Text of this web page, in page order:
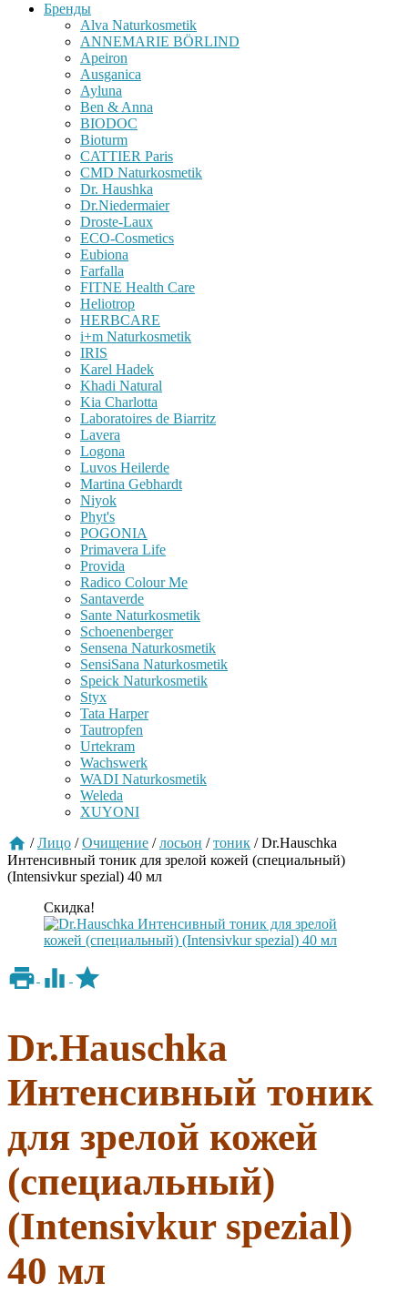
Бренды
Alva Naturkosmetik
ANNEMARIE BÖRLIND
Apeiron
Ausganica
Ayluna
Ben & Anna
BIODOC
Bioturm
CATTIER Paris
CMD Naturkosmetik
Dr. Haushka
Dr.Niedermaier
Droste-Laux
ECO-Cosmetics
Eubiona
Farfalla
FITNE Health Care
Heliotrop
HERBCARE
i+m Naturkosmetik
IRIS
Karel Hadek
Khadi Natural
Kia Charlotta
Laboratoires de Biarritz
Lavera
Logona
Luvos Heilerde
Martina Gebhardt
Niyok
Phyt's
POGONIA
Primavera Life
Provida
Radico Colour Me
Santaverde
Sante Naturkosmetik
Schoenenberger
Sensena Naturkosmetik
SensiSana Naturkosmetik
Speick Naturkosmetik
Styx
Tata Harper
Tautropfen
Urtekram
Wachswerk
WADI Naturkosmetik
Weleda
XUYONI
/ Лицо / Очищение / лосьон / тоник /Dr.Hauschka
Интенсивный тоник для зрелой кожей (специальный)
(Intensivkur spezial) 40 мл
Скидка!
Dr.Hauschka
Интенсивный тоник
для зрелой кожей
(специальный)
(Intensivkur spezial)
40 мл